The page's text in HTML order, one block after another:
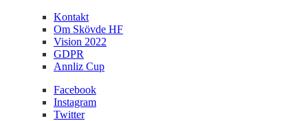
Kontakt
Om Skövde HF
Vision 2022
GDPR
Annliz Cup
Facebook
Instagram
Twitter